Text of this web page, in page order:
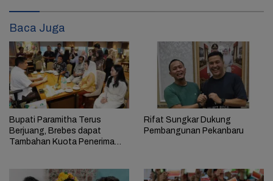
Baca Juga
Bupati Paramitha Terus
Berjuang, Brebes dapat
Tambahan Kuota Penerima
Rifat Sungkar Dukung
Pembangunan Pekanbaru